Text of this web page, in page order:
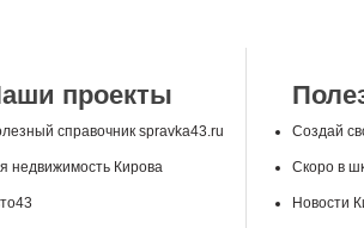
проекты
справочник spravka43.ru
недвижимость Кирова
Создай
Скоро в
Новости